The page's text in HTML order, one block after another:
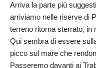
Arriva la parte più
arriviamo nelle riserve di
terreno ritorna sterrato, in
Qui sembra di essere
picco sul mare che
Passeremo davanti ai